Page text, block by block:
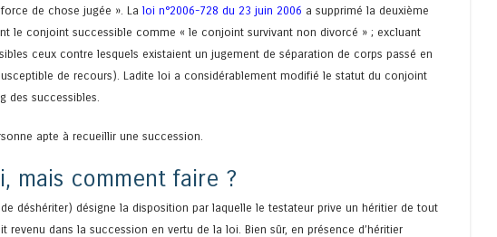
de chose jugée ». La loi n°2006-728 du 23 juin 2006 a supprimé la deuxième
le conjoint successible comme « le conjoint survivant non divorcé » ; excluant
ceux contre lesquels existaient un jugement de séparation de corps passé en
de recours). Ladite loi a considérablement modifié le statut du conjoint
des successibles.
apte à recueillir une succession.
mais comment faire ?
de déshériter) désigne la disposition par laquelle le testateur prive un héritier de tout
revenu dans la succession en vertu de la loi. Bien sûr, en présence d’héritier